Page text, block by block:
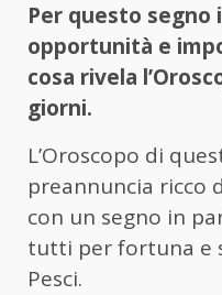
Per questo segno
opportunità e
cosa rivela
giorni.
L’Oroscopo di
preannuncia ricco
con un segno in
tutti per fortuna e
Pesci.